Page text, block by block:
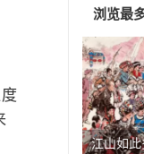
浏览最
江山如